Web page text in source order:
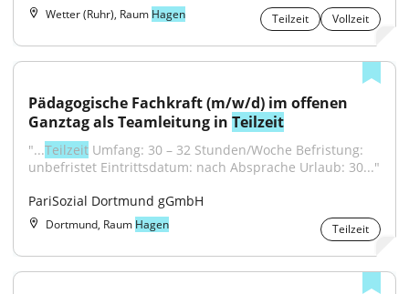
Wetter (Ruhr), Raum Hagen Teilzeit Vollzeit
Pädagogische Fachkraft (m/w/d) im offenen
Ganztag als Teamleitung in Teilzeit
"...Teilzeit Umfang: 30 – 32 Stunden/Woche Befristung:
unbefristet Eintrittsdatum: nach Absprache Urlaub: 30..."
PariSozial Dortmund gGmbH
Dortmund, Raum Hagen Teilzeit